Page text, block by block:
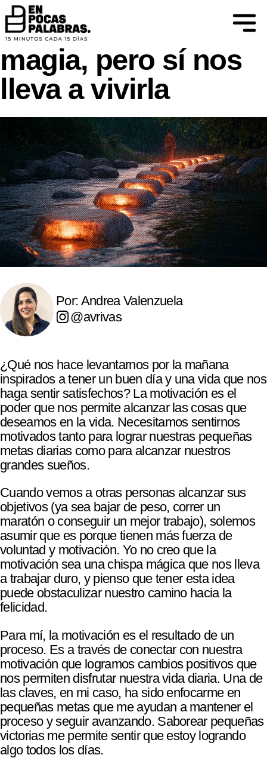
ATREVERSE A IMAGINAR Y APRENDER
La motivación no es
magia, pero sí nos
lleva a vivirla
Por: Andrea Valenzuela
@avrivas
¿Qué nos hace levantarnos por la mañana
inspirados a tener un buen día y una vida que nos
haga sentir satisfechos? La motivación es el
poder que nos permite alcanzar las cosas que
deseamos en la vida. Necesitamos sentirnos
motivados tanto para lograr nuestras pequeñas
metas diarias como para alcanzar nuestros
grandes sueños.
Cuando vemos a otras personas alcanzar sus
objetivos (ya sea bajar de peso, correr un
maratón o conseguir un mejor trabajo), solemos
asumir que es porque tienen más fuerza de
voluntad y motivación. Yo no creo que la
motivación sea una chispa mágica que nos lleva
a trabajar duro, y pienso que tener esta idea
puede obstaculizar nuestro camino hacia la
felicidad.
Para mí, la motivación es el resultado de un
proceso. Es a través de conectar con nuestra
motivación que logramos cambios positivos que
nos permiten disfrutar nuestra vida diaria. Una de
las claves, en mi caso, ha sido enfocarme en
pequeñas metas que me ayudan a mantener el
proceso y seguir avanzando. Saborear pequeñas
victorias me permite sentir que estoy logrando
algo todos los días.